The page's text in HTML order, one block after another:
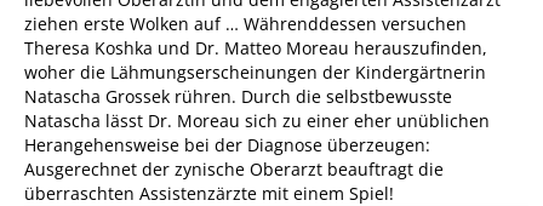
ziehen erste Wolken auf … Währenddessen versuchen
Theresa Koshka und Dr. Matteo Moreau herauszufinden,
woher die Lähmungserscheinungen der Kindergärtnerin
Natascha Grossek rühren. Durch die selbstbewusste
Natascha lässt Dr. Moreau sich zu einer eher unüblichen
Herangehensweise bei der Diagnose überzeugen:
Ausgerechnet der zynische Oberarzt beauftragt die
überraschten Assistenzärzte mit einem Spiel!